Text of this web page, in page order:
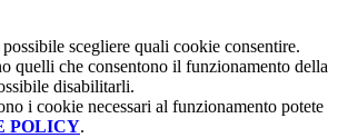
scegliere quali cookie consentire.
quelli che consentono il funzionamento della
disabilitarli.
i cookie necessari al funzionamento potete
POLICY.